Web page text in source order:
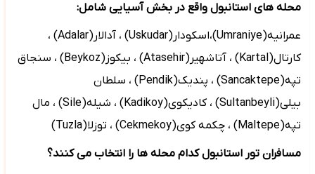
محله های استانبول واقع در بخش آسیایی شامل:
عمرانیه(Umraniye)،اسکودار(Uskudar) ، آدالار(Adalar) ،
کارتال(Kartal) ، آتاشهیر(Atasehir) ، بیکوز(Beykoz) ، سنجاق
تپه(Sancaktepe) ، پندیک(Pendik) ، سلطان
بیلی(Sultanbeyli) ، کادیکوی(Kadikoy) ، شیله(Sile) ، مال
تپه(Maltepe) ، چکمه کوی(Cekmekoy) ، توزلا(Tuzla
)
مسافران تور استانبول کدام محله ها را انتخاب می کنند؟